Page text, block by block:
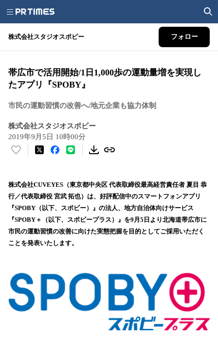
株式会社スタジオスポビー フォロー
帯広市で活用開始/1日1,000歩の運動量増を実現し
たアプリ『SPOBY』
市民の運動習慣の改善へ/地元企業も協力体制
株式会社スタジオスポビー
2019年9月5日 10時00分
い
！
数
を
読
込
み
す
株式会社CUVEYES（東京都中央区 代表取締役最高経営責任者 夏目 恭
行／代表取締役 宮武 拓也）は、好評配信中のスマートフォンアプリ
『SPOBY（以下、スポビー）』の法人、地方自治体向けサービス
『SPOBY＋（以下、スポビープラス）』を9月5日より北海道帯広市に
市民の運動習慣の改善に向けた実態把握を目的としてご採用いただく
ことを発表いたします。